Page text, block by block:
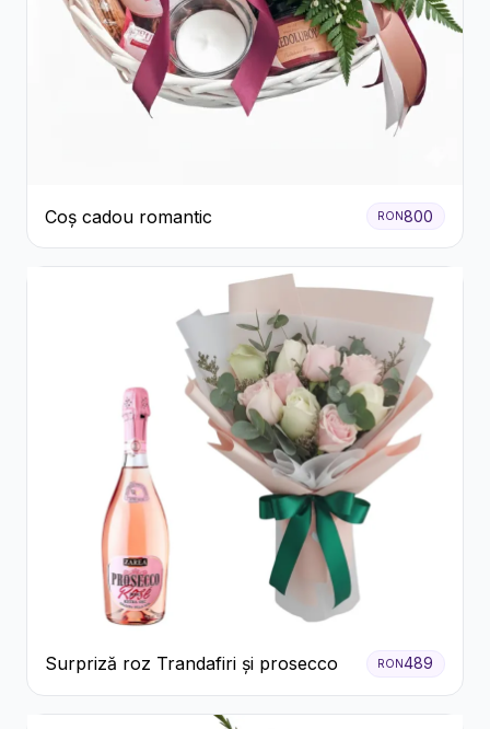
Coș cadou romantic RON800
Surpriză roz Trandafiri și prosecco RON489